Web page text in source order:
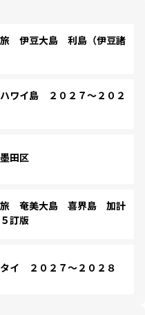
伊豆大島 利島（伊豆諸
ワイ島 ２０２７～２０２
田区
奄美大島 喜界島 加計
訂版
イ ２０２７～２０２８